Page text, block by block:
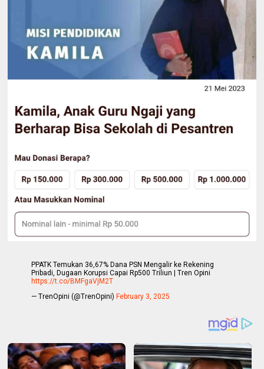
PPATK Temukan 36,67% Dana PSN Mengalir ke Rekening
Pribadi, Dugaan Korupsi Capai Rp500 Triliun | Tren Opini
https://t.co/BMFgaVjM2T
— TrenOpini (@TrenOpini) February 3, 2025